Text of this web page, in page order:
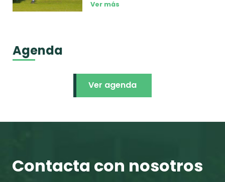
Ver más
Agenda
Ver agenda
Contacta con nosotros